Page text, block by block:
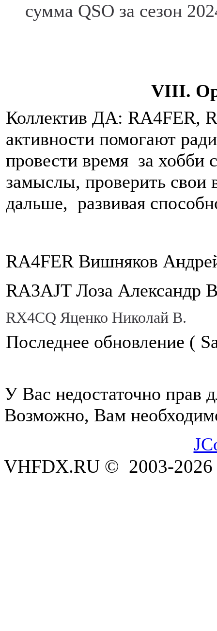
сумма QSO за сезон
VIII.
Коллектив ДА: RA4FER,
активности помогают
провести время за хобби
замыслы, проверить свои
дальше, развивая
RA4FER Вишняков
RA3AJT Лоза Александр
RX4CQ Яценко Николай В.
Последнее обновление (
У Вас недостаточно прав
Возможно, Вам
VHFDX.RU © 2003-2026